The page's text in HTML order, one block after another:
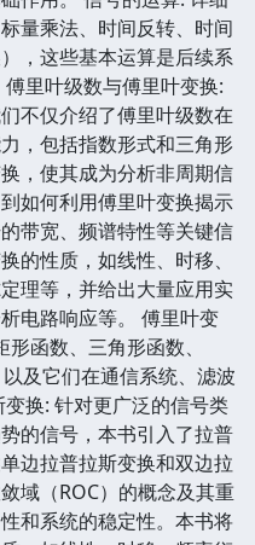
量乘法、时间反转、时间
，这些基本运算是后续系
里叶级数与傅里叶变换:
不仅介绍了傅里叶级数在
，包括指数形式和三角形
，使其成为分析非周期信
如何利用傅里叶变换揭示
带宽、频谱特性等关键信
的性质，如线性、时移、
理等，并给出大量应用实
电路响应等。 傅里叶变
函数、三角形函数、
及它们在通信系统、滤波
换: 针对更广泛的信号类
的信号，本书引入了拉普
边拉普拉斯变换和双边拉
域（ROC）的概念及其重
和系统的稳定性。本书将